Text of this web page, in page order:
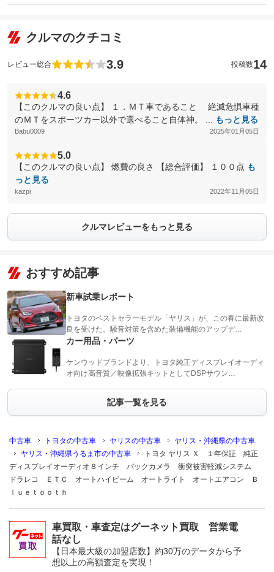
クルマのクチコミ
レビュー総合 3.9 投稿数14
4.6
【このクルマの良い点】 １．ＭＴ車であること 絶滅危惧車種
のＭＴをスポーツカー以外で選べること自体神。 ...
もっと見る
Babu0009 2025年01月05日
5.0
【このクルマの良い点】 燃費の良さ 【総合評価】 １００点 も
っと見る
kazpi 2022年11月05日
クルマレビューをもっと見る
おすすめ記事
新車試乗レポート
トヨタのベストセラーモデル「ヤリス」が、この春に最新改
良を受けた。騒音対策を含めた装備機能のアップデ…
カー用品・パーツ
ケンウッドブランドより、トヨタ純正ディスプレイオーディ
オ向け高音質／映像拡張キットとしてDSPサウン…
記事一覧を見る
中古車 トヨタの中古車 ヤリスの中古車
ヤリス・沖縄県の中古車
ヤリス・沖縄県うるま市の中古車
トヨタ ヤリス Ｘ １年保証 純正
ディスプレイオーディオ８インチ バックカメラ 衝突被害軽減システム
ドラレコ ＥＴＣ オートハイビーム オートライト オートエアコン Ｂ
ｌｕｅｔｏｏｔｈ
車買取・車査定はグーネット買取 営業電
話なし
【日本最大級の加盟店数】約30万のデータから予
想以上の高額査定を実現！